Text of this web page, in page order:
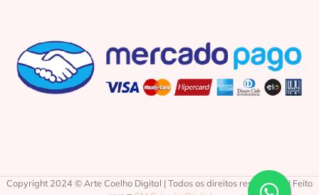
Copyright 2024 © Arte Coelho Digital | Todos os direitos reservados | Feito